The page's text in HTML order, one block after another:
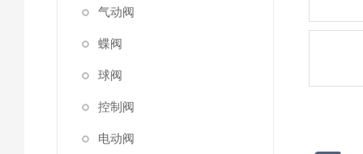
气动阀
蝶阀
球阀
控制阀
电动阀